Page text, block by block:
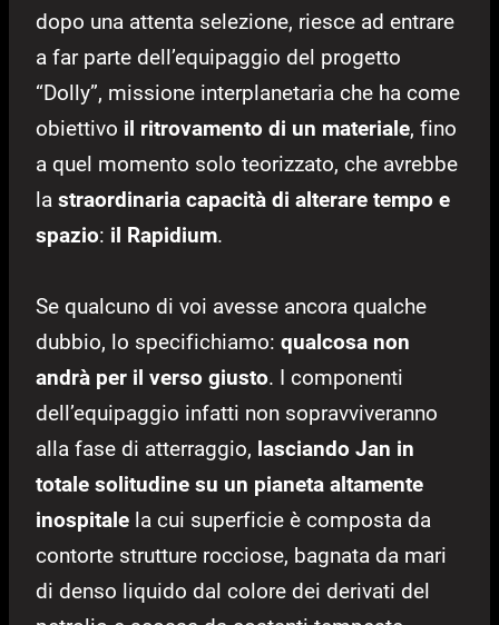
dopo una attenta selezione, riesce ad entrare
a far parte dell’equipaggio del progetto
“Dolly”, missione interplanetaria che ha come
obiettivo il ritrovamento di un materiale, fino
a quel momento solo teorizzato, che avrebbe
la straordinaria capacità di alterare tempo e
spazio: il Rapidium.
Se qualcuno di voi avesse ancora qualche
dubbio, lo specifichiamo: qualcosa non
andrà per il verso giusto. I componenti
dell’equipaggio infatti non sopravviveranno
alla fase di atterraggio, lasciando Jan in
totale solitudine su un pianeta altamente
inospitale la cui superficie è composta da
contorte strutture rocciose, bagnata da mari
di denso liquido dal colore dei derivati del